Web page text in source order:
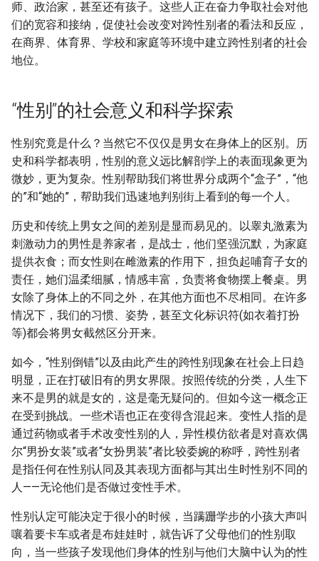
师、政治家，甚至还有孩子。这些人正在奋力争取社会对他
们的宽容和接纳，促使社会改变对跨性别者的看法和反应，
在商界、体育界、学校和家庭等环境中建立跨性别者的社会
地位。
“性别”的社会意义和科学探索
性别究竟是什么？当然它不仅仅是男女在身体上的区别。历
史和科学都表明，性别的意义远比解剖学上的表面现象更为
微妙，更为复杂。性别帮助我们将世界分成两个“盒子”，“他
的”和“她的”，帮助我们迅速地判别街上看到的每一个人。
历史和传统上男女之间的差别是显而易见的。以睾丸激素为
刺激动力的男性是养家者，是战士，他们坚强沉默，为家庭
提供衣食；而女性则在雌激素的作用下，担负起哺育子女的
责任，她们温柔细腻，情感丰富，负责将食物摆上餐桌。男
女除了身体上的不同之外，在其他方面也不尽相同。在许多
情况下，我们的习惯、姿势，甚至文化标识符(如衣着打扮
等)都会将男女截然区分开来。
如今，“性别倒错”以及由此产生的跨性别现象在社会上日趋
明显，正在打破旧有的男女界限。按照传统的分类，人生下
来不是男的就是女的，这是毫无疑问的。但如今这一概念正
在受到挑战。一些术语也正在变得含混起来。变性人指的是
通过药物或者手术改变性别的人，异性模仿欲者是对喜欢偶
尔“男扮女装”或者“女扮男装”者比较委婉的称呼，跨性别者
是指任何在性别认同及其表现方面都与其出生时性别不同的
人——无论他们是否做过变性手术。
性别认定可能决定于很小的时候，当蹒跚学步的小孩大声叫
嚷着要卡车或者是布娃娃时，就告诉了父母他们的性别取
向，当一些孩子发现他们身体的性别与他们大脑中认为的性